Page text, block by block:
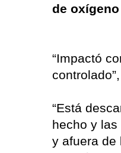
de
“Impactó
“Está
hecho y
y afuera de